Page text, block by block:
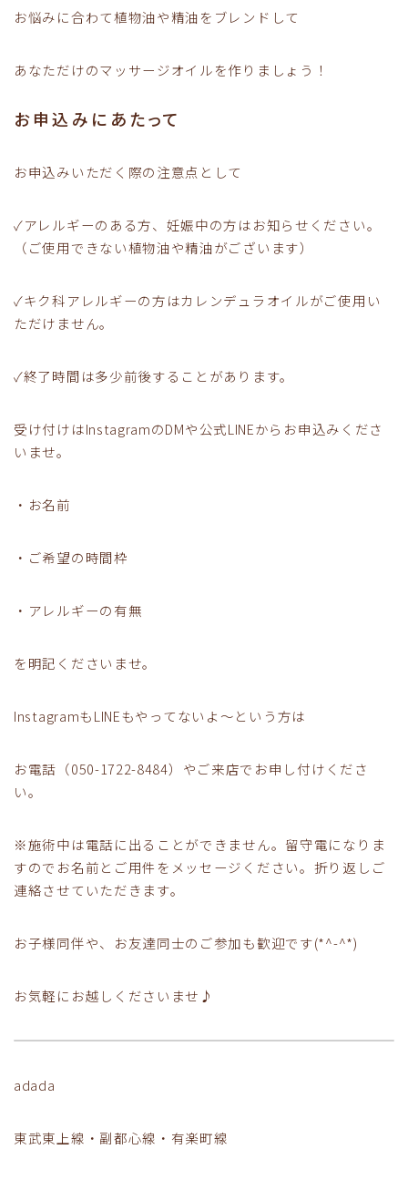
お悩みに合わて植物油や精油をブレンドして
あなただけのマッサージオイルを作りましょう！
お申込みにあたって
お申込みいただく際の注意点として
✓アレルギーのある方、妊娠中の方はお知らせください。
（ご使用できない植物油や精油がございます）
✓キク科アレルギーの方はカレンデュラオイルがご使用い
ただけません。
✓終了時間は多少前後することがあります。
受け付けはInstagramのDMや公式LINEからお申込みくださ
いませ。
・お名前
・ご希望の時間枠
・アレルギーの有無
を明記くださいませ。
InstagramもLINEもやってないよ～という方は
お電話（050-1722-8484）やご来店でお申し付けくださ
い。
※施術中は電話に出ることができません。留守電になりま
すのでお名前とご用件をメッセージください。折り返しご
連絡させていただきます。
お子様同伴や、お友達同士のご参加も歓迎です(*^-^*)
お気軽にお越しくださいませ♪
adada
東武東上線・副都心線・有楽町線